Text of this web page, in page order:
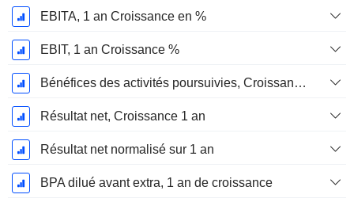
EBITA, 1 an Croissance en %
EBIT, 1 an Croissance %
Bénéfices des activités poursuivies, Croissance 1 an
Résultat net, Croissance 1 an
Résultat net normalisé sur 1 an
BPA dilué avant extra, 1 an de croissance